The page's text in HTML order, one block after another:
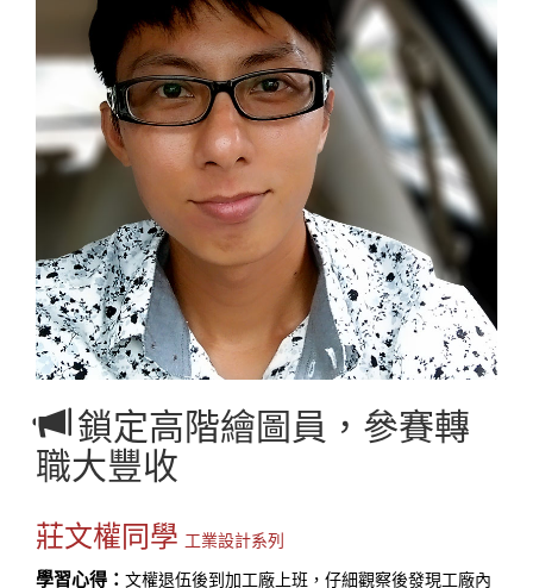
鎖定高階繪圖員，參賽轉
職大豐收
莊文權同學 工業設計系列
學習心得： 文權退伍後到加工廠上班，仔細觀察後發現工廠內